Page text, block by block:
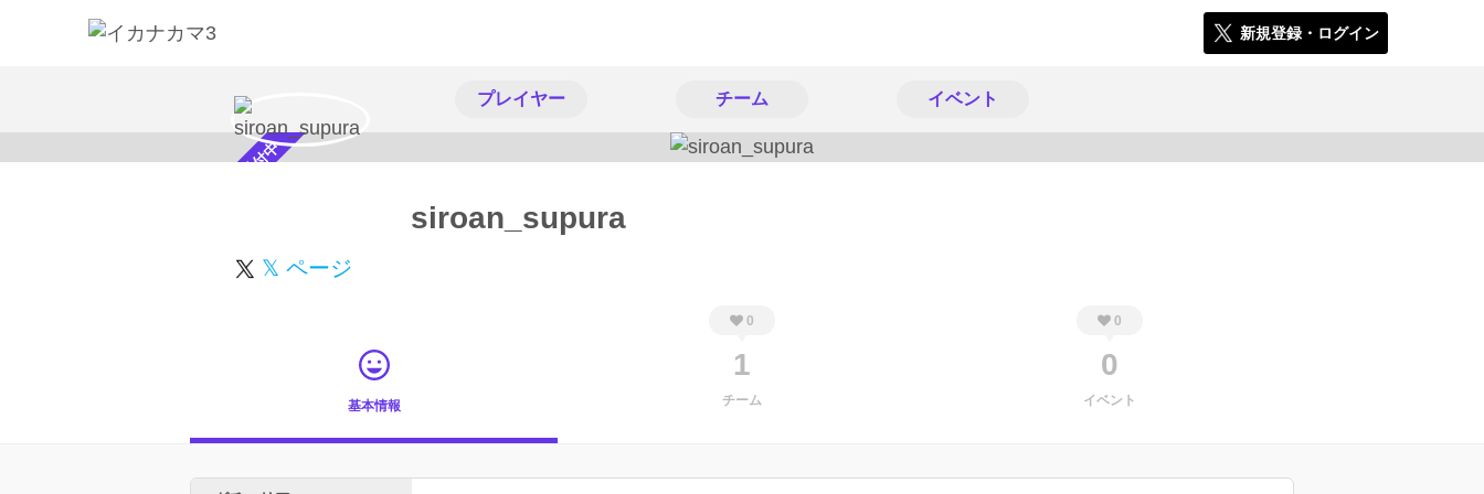
新規登録・ログイン
プレイヤー チーム イベント
スカウト受付中 siroan_supura
𝕏 ページ
基本情報
0
1
チーム
0
0
イベント